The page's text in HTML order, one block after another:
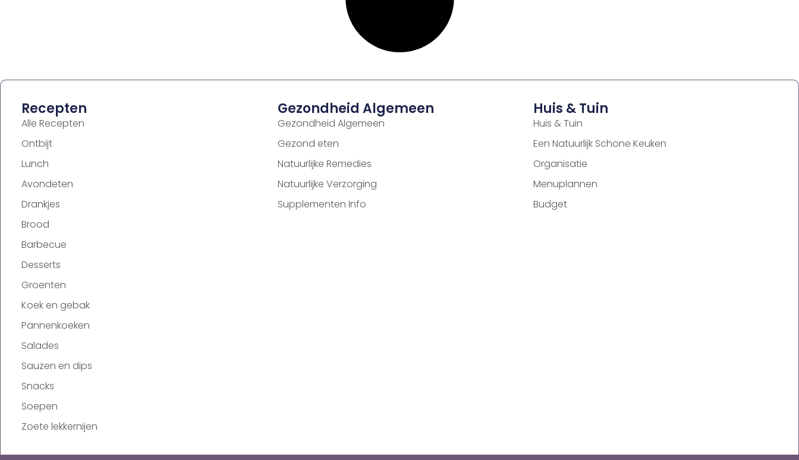
Recepten
Alle Recepten
Ontbijt
Lunch
Avondeten
Drankjes
Brood
Barbecue
Desserts
Groenten
Koek en gebak
Pannenkoeken
Salades
Sauzen en dips
Snacks
Soepen
Zoete lekkernijen
Gezondheid Algemeen
Gezondheid Algemeen
Gezond eten
Natuurlijke Remedies
Natuurlijke Verzorging
Supplementen Info
Huis & Tuin
Huis & Tuin
Een Natuurlijk Schone Keuken
Organisatie
Menuplannen
Budget